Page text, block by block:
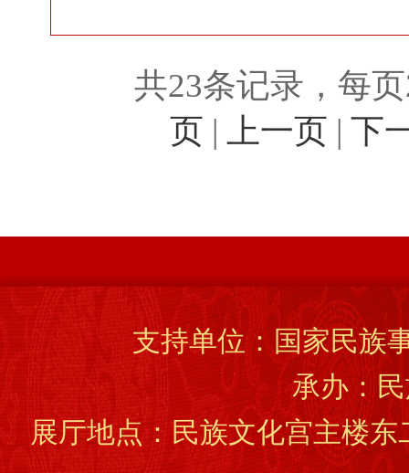
共23条记录，每
页 | 上一页 | 下
支持单位：国家民族
承办：
展厅地点：民族文化宫主楼